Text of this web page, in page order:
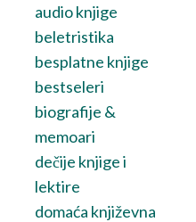
audio knjige
beletristika
besplatne knjige
bestseleri
biografije &
memoari
dečije knjige i
lektire
domaća književna